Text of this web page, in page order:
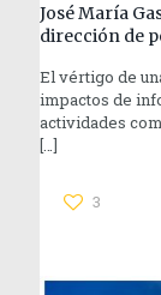
José María
dirección de
El vértigo de
impactos de
actividades
[…]
3